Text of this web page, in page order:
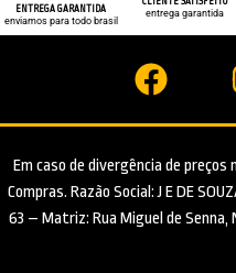
ENTREGA GARANTIDA
enviamos para todo brasil
entrega garantida
Em caso de divergência de preços
Compras. Razão Social: J E DE
63 – Matriz: Rua Miguel de